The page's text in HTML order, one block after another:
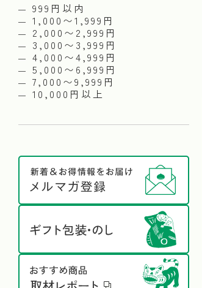
999円以内
1,000〜1,999円
2,000〜2,999円
3,000〜3,999円
4,000〜4,999円
5,000〜6,999円
7,000〜9,999円
10,000円以上